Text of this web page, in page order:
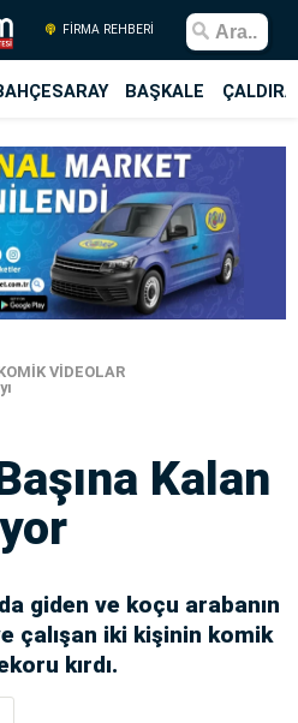
FİRMA REHBERİ
BAŞKALE
VİDEOLAR
Kalan
giden ve koçu arabanın
çalışan iki kişinin komik
kırdı.